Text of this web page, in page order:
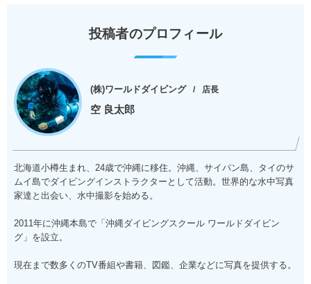
投稿者のプロフィール
(株)ワールドダイビング 店長
空 良太郎
北海道小樽生まれ、24歳で沖縄に移住。沖縄、サイパン島、タイのサ
ムイ島でダイビングインストラクターとして活動。世界的な水中写真
家達と出会い、水中撮影を始める。
2011年に沖縄本島で「沖縄ダイビングスクール ワールドダイビン
グ」を設立。
現在まで数多くのTV番組や書籍、図鑑、企業などに写真を提供する。